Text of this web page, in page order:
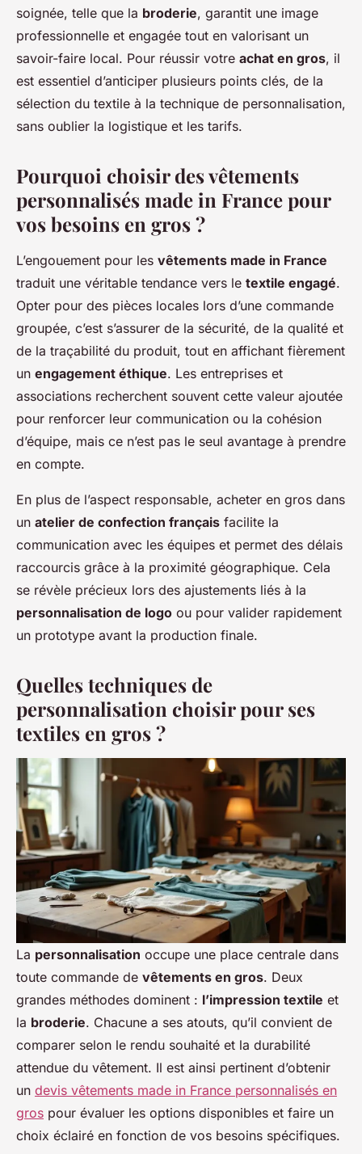
soignée, telle que la broderie, garantit une image
professionnelle et engagée tout en valorisant un
savoir-faire local. Pour réussir votre achat en gros, il
est essentiel d’anticiper plusieurs points clés, de la
sélection du textile à la technique de personnalisation,
sans oublier la logistique et les tarifs.
Pourquoi choisir des vêtements
personnalisés made in France pour
vos besoins en gros ?
L’engouement pour les vêtements made in France
traduit une véritable tendance vers le textile engagé.
Opter pour des pièces locales lors d’une commande
groupée, c’est s’assurer de la sécurité, de la qualité et
de la traçabilité du produit, tout en affichant fièrement
un engagement éthique. Les entreprises et
associations recherchent souvent cette valeur ajoutée
pour renforcer leur communication ou la cohésion
d’équipe, mais ce n’est pas le seul avantage à prendre
en compte.
En plus de l’aspect responsable, acheter en gros dans
un atelier de confection français facilite la
communication avec les équipes et permet des délais
raccourcis grâce à la proximité géographique. Cela
se révèle précieux lors des ajustements liés à la
personnalisation de logo ou pour valider rapidement
un prototype avant la production finale.
Quelles techniques de
personnalisation choisir pour ses
textiles en gros ?
La personnalisation occupe une place centrale dans
toute commande de vêtements en gros. Deux
grandes méthodes dominent : l’impression textile et
la broderie. Chacune a ses atouts, qu’il convient de
comparer selon le rendu souhaité et la durabilité
attendue du vêtement. Il est ainsi pertinent d’obtenir
un devis vêtements made in France personnalisés en
gros pour évaluer les options disponibles et faire un
choix éclairé en fonction de vos besoins spécifiques.